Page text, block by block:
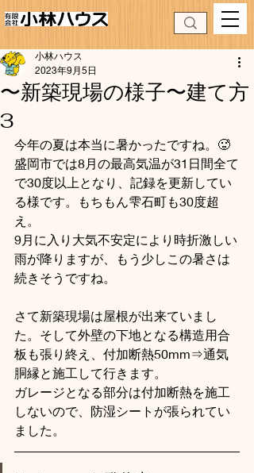
〜新築現場の様子〜建て方
3
小林ハウス
2023年9月5日
今年の夏は本当に暑かったですね。🥵
盛岡市では8月の最高気温が31日間全て
で30度以上となり、記録を更新してい
る様です。もちもん雫石町も30度超
え。
9月に入り大気不安定により時折激しい
雨が降りますが、もう少しこの暑さは
続きそうですね。
さて新築現場は屋根が出来ていまし
た。そして外壁の下地となる構造用合
板も張り終え、付加断熱50mm⇒通気
胴縁と施工して行きます。
ガレージとなる部分は付加断熱を施工
しないので、防湿シートが張られてい
ました。